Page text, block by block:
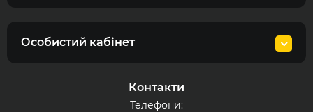
Особистий кабінет
Контакти
Телефони: